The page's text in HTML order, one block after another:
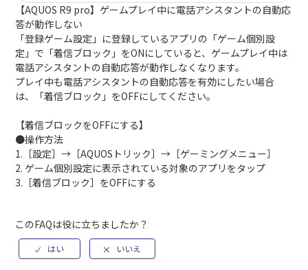
【AQUOS R9 pro】ゲームプレイ中に電話アシスタントの自動応
答が動作しない
「登録ゲーム設定」に登録しているアプリの「ゲーム個別設
定」で「着信ブロック」をONにしていると、ゲームプレイ中は
電話アシスタントの自動応答が動作しなくなります。
プレイ中も電話アシスタントの自動応答を有効にしたい場合
は、「着信ブロック」をOFFにしてください。
【着信ブロックをOFFにする】
●操作方法
1.［設定］→［AQUOSトリック］→［ゲーミングメニュー］
2. ゲーム個別設定に表示されている対象のアプリをタップ
3.［着信ブロック］をOFFにする
このFAQは役に立ちましたか？